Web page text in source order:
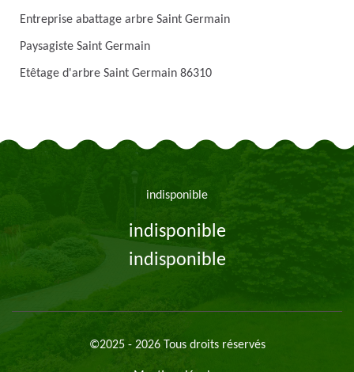
Entreprise abattage arbre Saint Germain
Paysagiste Saint Germain
Etêtage d'arbre Saint Germain 86310
indisponible
indisponible
indisponible
©2025 - 2026 Tous droits réservés